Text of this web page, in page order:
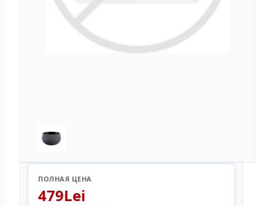
ПОЛНАЯ ЦЕНА
479Lei